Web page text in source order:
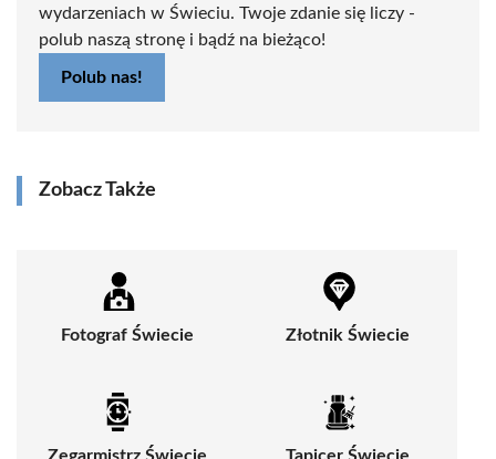
wydarzeniach w Świeciu. Twoje zdanie się liczy -
polub naszą stronę i bądź na bieżąco!
Polub nas!
Zobacz Także
Fotograf Świecie Złotnik Świecie